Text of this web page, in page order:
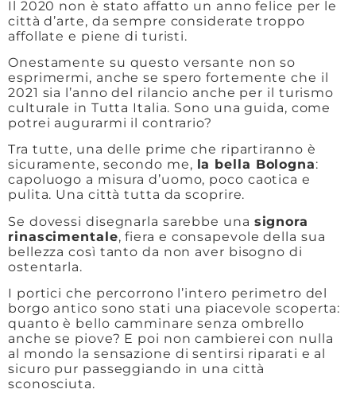
Il 2020 non è stato affatto un anno felice per le
città d’arte, da sempre considerate troppo
affollate e piene di turisti.
Onestamente su questo versante non so
esprimermi, anche se spero fortemente che il
2021 sia l’anno del rilancio anche per il turismo
culturale in Tutta Italia. Sono una guida, come
potrei augurarmi il contrario?
Tra tutte, una delle prime che ripartiranno è
sicuramente, secondo me, la bella Bologna:
capoluogo a misura d’uomo, poco caotica e
pulita. Una città tutta da scoprire.
Se dovessi disegnarla sarebbe una signora
rinascimentale, fiera e consapevole della sua
bellezza così tanto da non aver bisogno di
ostentarla.
I portici che percorrono l’intero perimetro del
borgo antico sono stati una piacevole scoperta:
quanto è bello camminare senza ombrello
anche se piove? E poi non cambierei con nulla
al mondo la sensazione di sentirsi riparati e al
sicuro pur passeggiando in una città
sconosciuta.